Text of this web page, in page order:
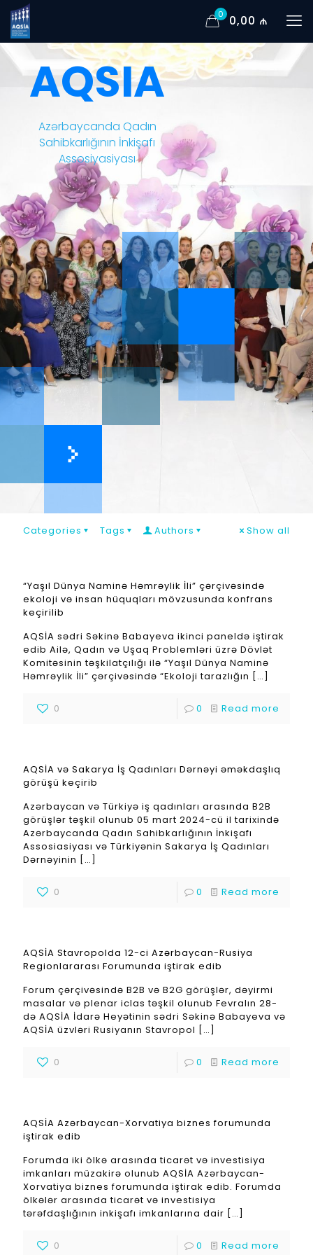
0 0,00 ₼
AQSIA
Azərbaycanda Qadın
Sahibkarlığının İnkişafı
Assosiyasiyası
Categories Tags Authors Show all
“Yaşıl Dünya Naminə Həmrəylik İli” çərçivəsində
ekoloji və insan hüquqları mövzusunda konfrans
keçirilib
AQSİA sədri Səkinə Babayeva ikinci paneldə iştirak
edib Ailə, Qadın və Uşaq Problemləri üzrə Dövlət
Komitəsinin təşkilatçılığı ilə “Yaşıl Dünya Naminə
Həmrəylik İli” çərçivəsində “Ekoloji tarazlığın […]
0 0 Read more
AQSİA və Sakarya İş Qadınları Dərnəyi əməkdaşlıq
görüşü keçirib
Azərbaycan və Türkiyə iş qadınları arasında B2B
görüşlər təşkil olunub 05 mart 2024-cü il tarixində
Azərbaycanda Qadın Sahibkarlığının İnkişafı
Assosiasiyası və Türkiyənin Sakarya İş Qadınları
Dərnəyinin […]
0 0 Read more
AQSİA Stavropolda 12-ci Azərbaycan-Rusiya
Regionlararası Forumunda iştirak edib
Forum çərçivəsində B2B və B2G görüşlər, dəyirmi
masalar və plenar iclas təşkil olunub Fevralın 28-
də AQSİA İdarə Heyətinin sədri Səkinə Babayeva və
AQSİA üzvləri Rusiyanın Stavropol […]
0 0 Read more
AQSİA Azərbaycan-Xorvatiya biznes forumunda
iştirak edib
Forumda iki ölkə arasında ticarət və investisiya
imkanları müzakirə olunub AQSİA Azərbaycan-
Xorvatiya biznes forumunda iştirak edib. Forumda
ölkələr arasında ticarət və investisiya
tərəfdaşlığının inkişafı imkanlarına dair […]
0 0 Read more